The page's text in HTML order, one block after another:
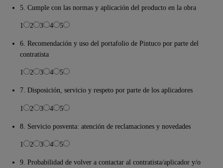
5. Cumple con las normas y aplicación del producto en la obra
1 2 3 4 5
6. Recomendación y uso del portafolio de Pintuco por parte del
contratista
1 2 3 4 5
7. Disposición, servicio y respeto por parte de los aplicadores
1 2 3 4 5
8. Servicio posventa: atención de reclamaciones y novedades
1 2 3 4 5
9. Probabilidad de volver a contactar al contratista/aplicador y/o